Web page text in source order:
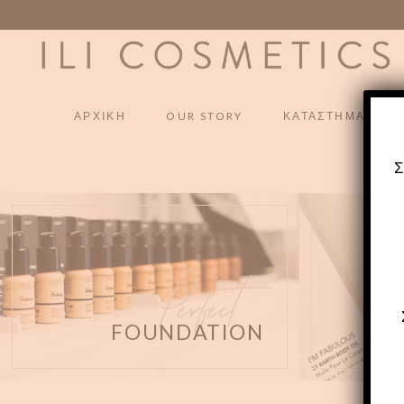
ΑΡΧΙΚΗ OUR STORY ΚΑΤΑΣΤΗΜΑ
Perfect
FOUNDATION